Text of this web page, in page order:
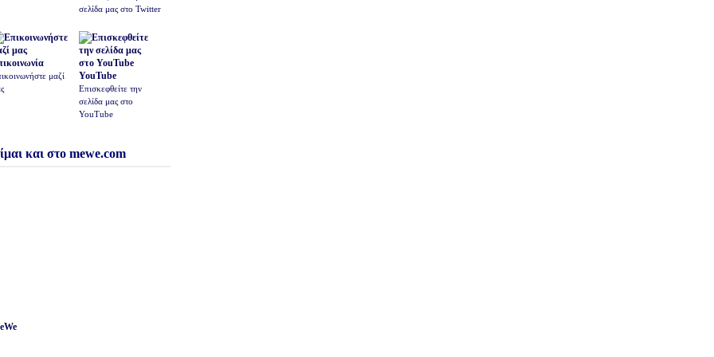
σελίδα μας στο Twitter
μαζί
YouTube
Επισκεφθείτε την
σελίδα μας στο
YouTube
και στο mewe.com